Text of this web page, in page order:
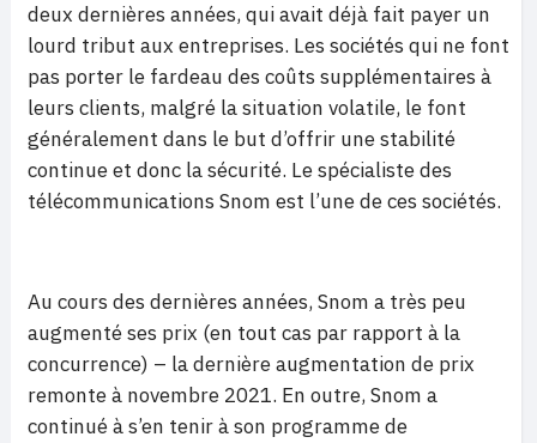
deux dernières années, qui avait déjà fait payer un
lourd tribut aux entreprises. Les sociétés qui ne font
pas porter le fardeau des coûts supplémentaires à
leurs clients, malgré la situation volatile, le font
généralement dans le but d’offrir une stabilité
continue et donc la sécurité. Le spécialiste des
télécommunications Snom est l’une de ces sociétés.
Au cours des dernières années, Snom a très peu
augmenté ses prix (en tout cas par rapport à la
concurrence) – la dernière augmentation de prix
remonte à novembre 2021. En outre, Snom a
continué à s’en tenir à son programme de